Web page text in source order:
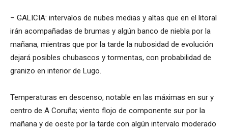
– GALICIA: intervalos de nubes medias y altas que en el litoral
irán acompañadas de brumas y algún banco de niebla por la
mañana, mientras que por la tarde la nubosidad de evolución
dejará posibles chubascos y tormentas, con probabilidad de
granizo en interior de Lugo.
Temperaturas en descenso, notable en las máximas en sur y
centro de A Coruña; viento flojo de componente sur por la
mañana y de oeste por la tarde con algún intervalo moderado